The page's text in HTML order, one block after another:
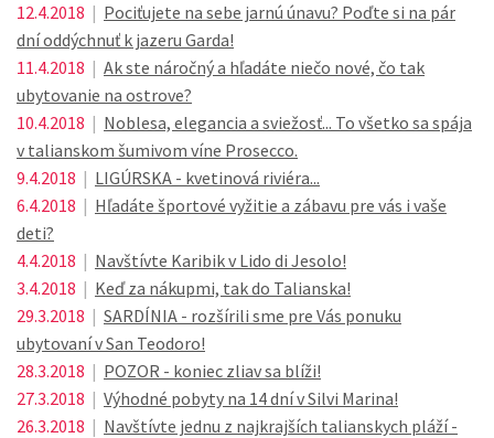
12.4.2018 | Pociťujete na sebe jarnú únavu? Poďte si na pár
dní oddýchnuť k jazeru Garda!
11.4.2018 | Ak ste náročný a hľadáte niečo nové, čo tak
ubytovanie na ostrove?
10.4.2018 | Noblesa, elegancia a sviežosť... To všetko sa spája
v talianskom šumivom víne Prosecco.
9.4.2018 | LIGÚRSKA - kvetinová riviéra...
6.4.2018 | Hľadáte športové vyžitie a zábavu pre vás i vaše
deti?
4.4.2018 | Navštívte Karibik v Lido di Jesolo!
3.4.2018 | Keď za nákupmi, tak do Talianska!
29.3.2018 | SARDÍNIA - rozšírili sme pre Vás ponuku
ubytovaní v San Teodoro!
28.3.2018 | POZOR - koniec zliav sa blíži!
27.3.2018 | Výhodné pobyty na 14 dní v Silvi Marina!
26.3.2018 | Navštívte jednu z najkrajších talianskych pláží -